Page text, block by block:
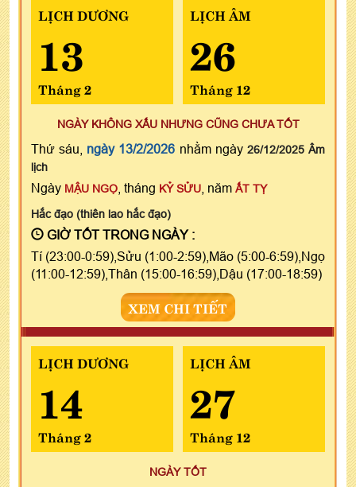
LỊCH DƯƠNG
13
Tháng 2
LỊCH ÂM
26
Tháng 12
NGÀY KHÔNG XẤU NHƯNG CŨNG CHƯA TỐT
Thứ sáu, ngày 13/2/2026 nhằm ngày 26/12/2025 Âm
lịch
Ngày MẬU NGỌ , tháng KỶ SỬU , năm ẤT TỴ
Hắc đạo (thiên lao hắc đạo)
GIỜ TỐT TRONG NGÀY :
Tí (23:00-0:59),Sửu (1:00-2:59),Mão (5:00-6:59),Ngọ
(11:00-12:59),Thân (15:00-16:59),Dậu (17:00-18:59)
XEM CHI TIẾT
LỊCH DƯƠNG
14
Tháng 2
LỊCH ÂM
27
Tháng 12
NGÀY TỐT